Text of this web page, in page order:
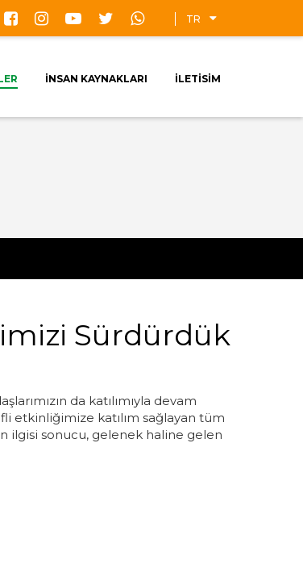
TR
İNSAN KAYNAKLARI İLETİSİM
Sürdürdük
da katılımıyla devam
etkinliğimize katılım sağlayan tüm
ilgisi sonucu, gelenek haline gelen